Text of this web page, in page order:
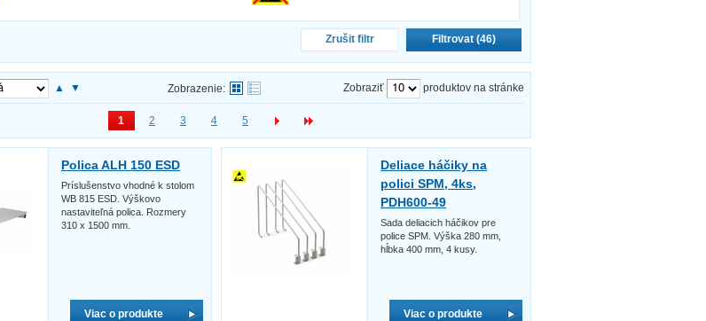
Zrušit filtr Filtrovat (46)
▲ ▼ Zobrazenie: Zobraziť produktov na stránke
1 2 3 4 5
Polica ALH 150 ESD
Príslušenstvo vhodné k stolom
WB 815 ESD. Výškovo
nastaviteľná polica. Rozmery
310 x 1500 mm.
Viac o produkte
Deliace háčiky na
polici SPM, 4ks,
PDH600-49
Sada deliacich háčikov pre
police SPM. Výška 280 mm,
hĺbka 400 mm, 4 kusy.
Viac o produkte